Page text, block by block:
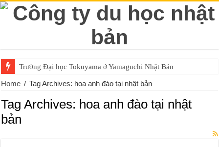
Trường Đại học Tokuyama ở Yamaguchi Nhật Bản
Home / Tag Archives: hoa anh đào tại nhật bản
Tag Archives: hoa anh đào tại nhật
bản